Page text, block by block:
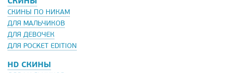
СКИНЫ ПО НИКАМ
ДЛЯ МАЛЬЧИКОВ
ДЛЯ ДЕВОЧЕК
ДЛЯ POCKET EDITION
HD СКИНЫ